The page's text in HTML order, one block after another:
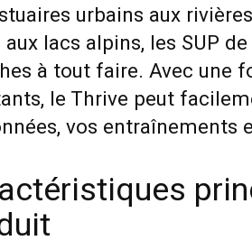
urbains aux
lacs alpins, les SUP
à tout faire. Avec une
le Thrive peut
vos entraînements